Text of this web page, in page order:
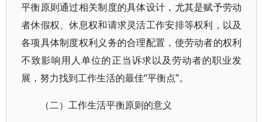
平衡原则通过相关制度的具体设计，尤其是赋予劳动
者休假权、休息权和请求灵活工作安排等权利，以及
各项具体制度权利义务的合理配置，使劳动者的权利
不致影响用人单位的正当诉求以及劳动者的职业发
展，努力找到工作生活的最佳“平衡点”。
（二）工作生活平衡原则的意义